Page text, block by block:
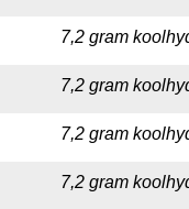
7,2 gram
7,2 gram
7,2 gram
7,2 gram